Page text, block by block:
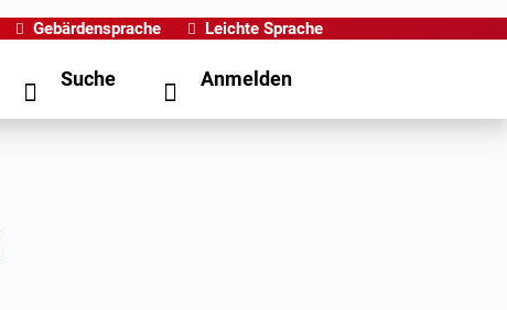
Gebärdensprache Leichte Sprache
Suche Anmelden